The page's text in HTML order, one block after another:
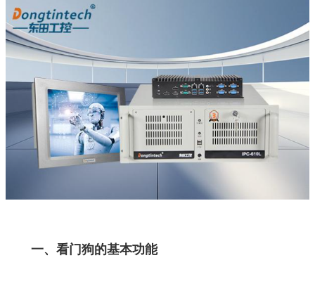
一、看门狗的基本功能